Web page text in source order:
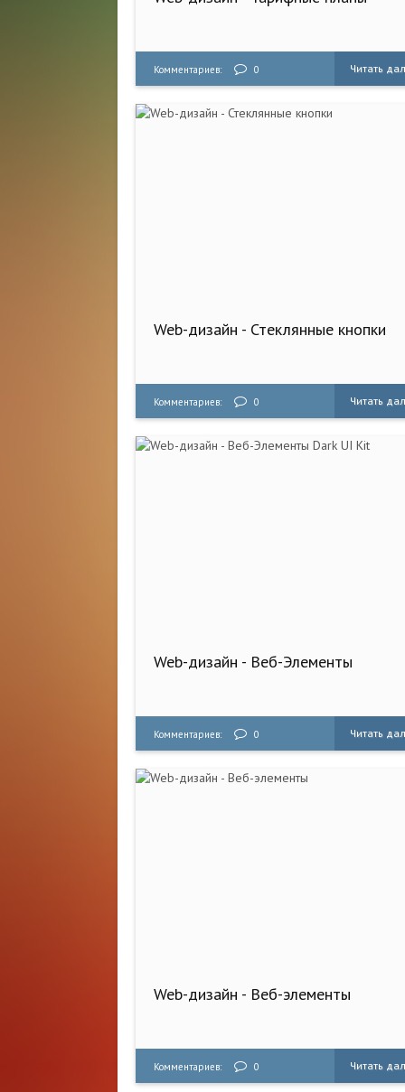
Комментариев: 0 Читать
Web-дизайн - Стеклянные кнопки
Комментариев: 0 Читать
Web-дизайн - Веб-Элементы
Комментариев: 0 Читать
Web-дизайн - Веб-элементы
Комментариев: 0 Читать